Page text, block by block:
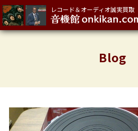
レコード＆オーディオ誠実買取
Blog